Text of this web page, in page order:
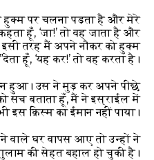
पर चलना पड़ता है और मेरे
हूँ, ‘जा!’ तो वह जाता है और
इसी तरह मैं अपने नौकर को हुक्म
देता हूँ, ‘यह कर!’ तो वह करता है।”
हुआ। उस ने मुड़ कर अपने पीछे
सच बताता हूँ, मैं ने इस्राईल में
इस क़िस्म का ईमान नहीं पाया।”
वाले घर वापस आए तो उन्हों ने
की सेहत बहाल हो चुकी है।